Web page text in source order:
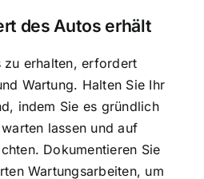
des Autos erhält
zu erhalten, erfordert
Wartung. Halten Sie Ihr
indem Sie es gründlich
lassen und auf
Dokumentieren Sie
Wartungsarbeiten, um